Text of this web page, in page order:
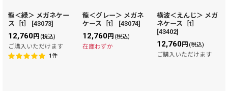
龍＜緑＞ メガネケー
ス［t］
[43073]
12,760円 (税込)
ご購入いただけます
1件
龍＜グレー＞ メガネ
ケース［t］
[43074]
12,760円 (税込)
在庫わずか
横波＜えんじ＞ メガ
ネケース［t］
[43402]
12,760円 (税込)
ご購入いただけます